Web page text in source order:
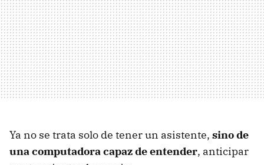
Ya no se trata solo de tener un asistente, sino de
una computadora capaz de entender, anticipar